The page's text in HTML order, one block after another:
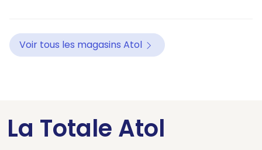
Voir tous les magasins Atol
La Totale Atol